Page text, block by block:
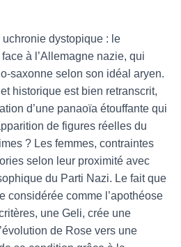
dystopique : le
à l’Allemagne nazie, qui
saxonne selon son idéal aryen.
historique est bien retranscrit,
d’une panaoïa étouffante qui
de figures réelles du
? Les femmes, contraintes
selon leur proximité avec
du Parti Nazi. Le fait que
considérée comme l’apothéose
une Geli, crée une
de Rose vers une